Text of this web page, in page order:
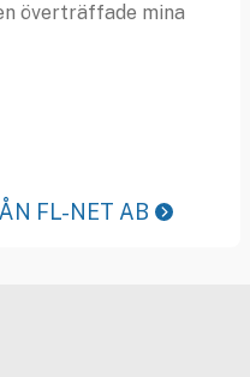
överträffade mina
FL-NET AB